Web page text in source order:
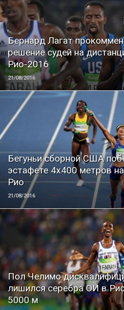
Бернард Лагат
решение судей на
Рио-2016
21/08/2016
ЧИТАТЬ
Бегуньи сборной США
эстафете 4x400 метров
Рио
21/08/2016
ЧИТАТЬ
Пол Челимо
лишился серебра ОИ в
5000 м
ЧИТАТЬ